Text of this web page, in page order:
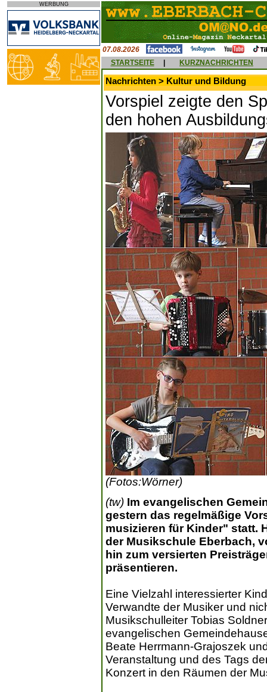
WERBUNG
07.08.2026
STARTSEITE
KURZNACHRICHTEN
Nachrichten > Kultur und Bildung
Vorspiel zeigte den
den hohen
(Fotos:Wörner)
(tw) Im evangelischen
gestern das regelmäßige
musizieren für Kinder" statt.
der Musikschule Eberbach,
hin zum versierten
präsentieren.
Eine Vielzahl interessierter
Verwandte der Musiker und
Musikschulleiter Tobias
evangelischen
Beate Herrmann-Grajoszek
Veranstaltung und des Tags
Konzert in den Räumen der